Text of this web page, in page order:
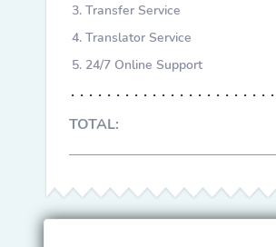
Transfer Service
Translator Service
24/7 Online Support
TOTAL: